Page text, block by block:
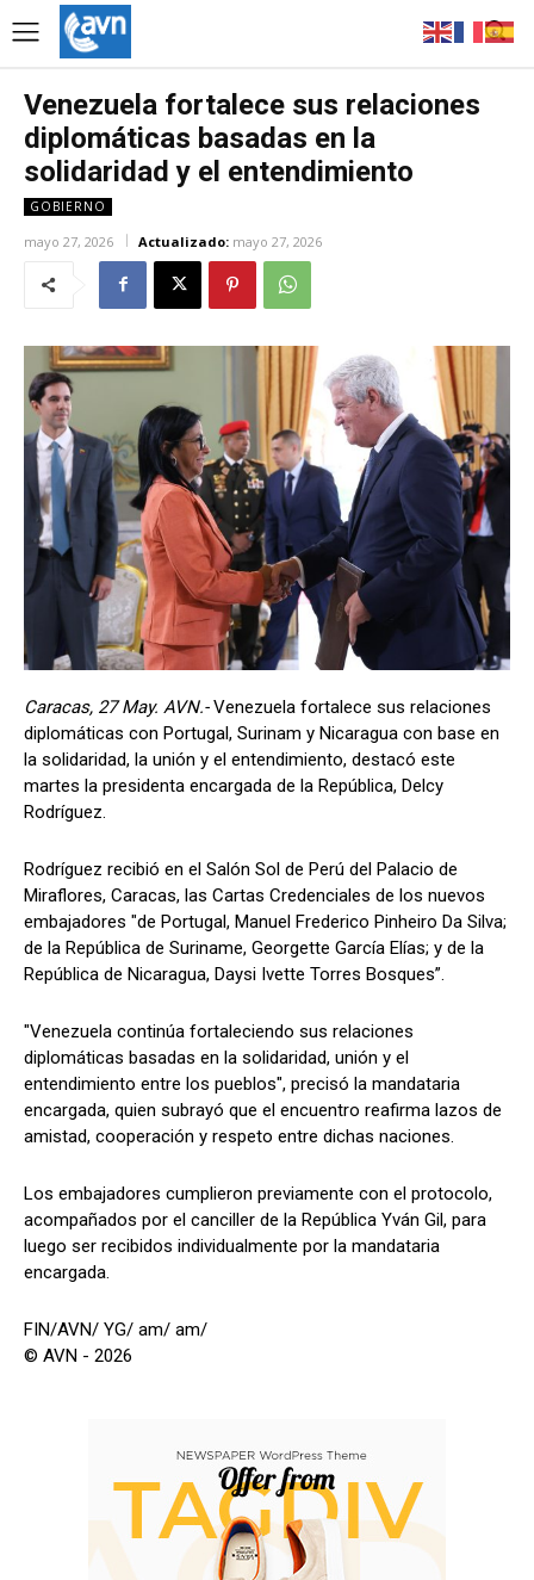
Venezuela fortalece sus relaciones
diplomáticas basadas en la
solidaridad y el entendimiento
GOBIERNO
mayo 27, 2026 Actualizado: mayo 27, 2026
Caracas, 27 May. AVN.-Venezuela fortalece sus relaciones
diplomáticas con Portugal, Surinam y Nicaragua con base en
la solidaridad, la unión y el entendimiento, destacó este
martes la presidenta encargada de la República, Delcy
Rodríguez.
Rodríguez recibió en el Salón Sol de Perú del Palacio de
Miraflores, Caracas, las Cartas Credenciales de los nuevos
embajadores "de Portugal, Manuel Frederico Pinheiro Da Silva;
de la República de Suriname, Georgette García Elías; y de la
República de Nicaragua, Daysi Ivette Torres Bosques”.
"Venezuela continúa fortaleciendo sus relaciones
diplomáticas basadas en la solidaridad, unión y el
entendimiento entre los pueblos", precisó la mandataria
encargada, quien subrayó que el encuentro reafirma lazos de
amistad, cooperación y respeto entre dichas naciones.
Los embajadores cumplieron previamente con el protocolo,
acompañados por el canciller de la República Yván Gil, para
luego ser recibidos individualmente por la mandataria
encargada.
FIN/AVN/ YG/ am/ am/
© AVN - 2026